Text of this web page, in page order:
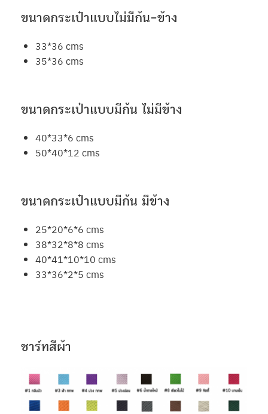
ขนาดกระเป๋าแบบไม่มีก้น-ข้าง
33*36 cms
35*36 cms
ขนาดกระเป๋าแบบมีก้น ไม่มีข้าง
40*33*6 cms
50*40*12 cms
ขนาดกระเป๋าแบบมีก้น มีข้าง
25*20*6*6 cms
38*32*8*8 cms
40*41*10*10 cms
33*36*2*5 cms
ชาร์ทสีผ้า